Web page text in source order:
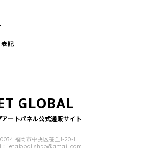
表記
GLOBAL
アートパネル公式通販サイト
0034 福岡市中央区笹丘1-20-1
jetglobal.shop@gmail.com